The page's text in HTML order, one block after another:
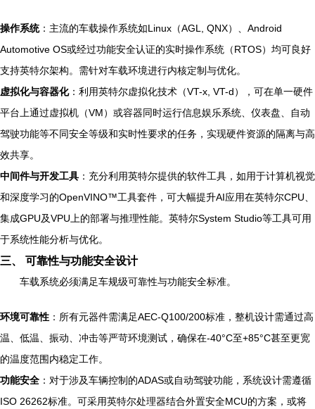
操作系统：主流的车载操作系统如Linux（AGL, QNX）、Android
Automotive OS或经过功能安全认证的实时操作系统（RTOS）均可良好
支持英特尔架构。需针对车载环境进行内核定制与优化。
虚拟化与容器化：利用英特尔虚拟化技术（VT-x, VT-d），可在单一硬件
平台上通过虚拟机（VM）或容器同时运行信息娱乐系统、仪表盘、自动
驾驶功能等不同安全等级和实时性要求的任务，实现硬件资源的隔离与高
效共享。
中间件与开发工具 ：充分利用英特尔提供的软件工具，如用于计算机视觉
和深度学习的OpenVINO™工具套件，可大幅提升AI应用在英特尔CPU、
集成GPU及VPU上的部署与推理性能。英特尔System Studio等工具可用
于系统性能分析与优化。
三、 可靠性与功能安全设计
车载系统必须满足车规级可靠性与功能安全标准。
环境可靠性 ：所有元器件需满足AEC-Q100/200标准，整机设计需通过高
温、低温、振动、冲击等严苛环境测试，确保在-40°C至+85°C甚至更宽
的温度范围内稳定工作。
功能安全 ：对于涉及车辆控制的ADAS或自动驾驶功能，系统设计需遵循
ISO 26262标准。可采用英特尔处理器结合外置安全MCU的方案，或将